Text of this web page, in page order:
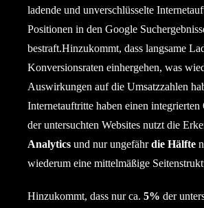
ladende und unverschlüsselte
Positionen in den Google
bestraft.Hinzukommt, dass langsame
Konversionsraten einhergehen, was
Auswirkungen auf die Umsatzzahlen
Internetauftritte haben einen
der untersuchten Websites nutzt die
Analyticsund nur ungefährdie Hälfte
wiederum eine mittelmäßige
Hinzukommt, dass nur ca. 5% der